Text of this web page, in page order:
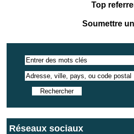
Top
Soumettre
Réseaux sociaux